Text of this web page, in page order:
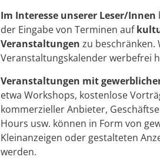
Im Interesse unserer Leser/Innen
der Eingabe von Terminen auf
Veranstaltungen zu beschränken.
Veranstaltungskalender werbefrei
Veranstaltungen mit
etwa Workshops, kostenlose
kommerzieller Anbieter,
Hours usw. können in Form von
Kleinanzeigen oder gestalteten
werden.